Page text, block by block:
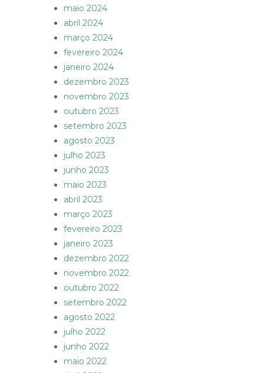
maio 2024
abril 2024
março 2024
fevereiro 2024
janeiro 2024
dezembro 2023
novembro 2023
outubro 2023
setembro 2023
agosto 2023
julho 2023
junho 2023
maio 2023
abril 2023
março 2023
fevereiro 2023
janeiro 2023
dezembro 2022
novembro 2022
outubro 2022
setembro 2022
agosto 2022
julho 2022
junho 2022
maio 2022